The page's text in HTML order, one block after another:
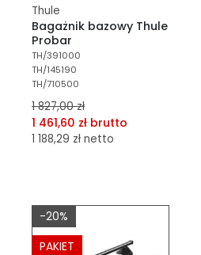
Thule
Bagażnik bazowy Thule
Probar
TH/391000
TH/145190
TH/710500
1 827,00 zł
1 461,60 zł brutto
1 188,29 zł netto
Do koszyka
-20%
PAKIET